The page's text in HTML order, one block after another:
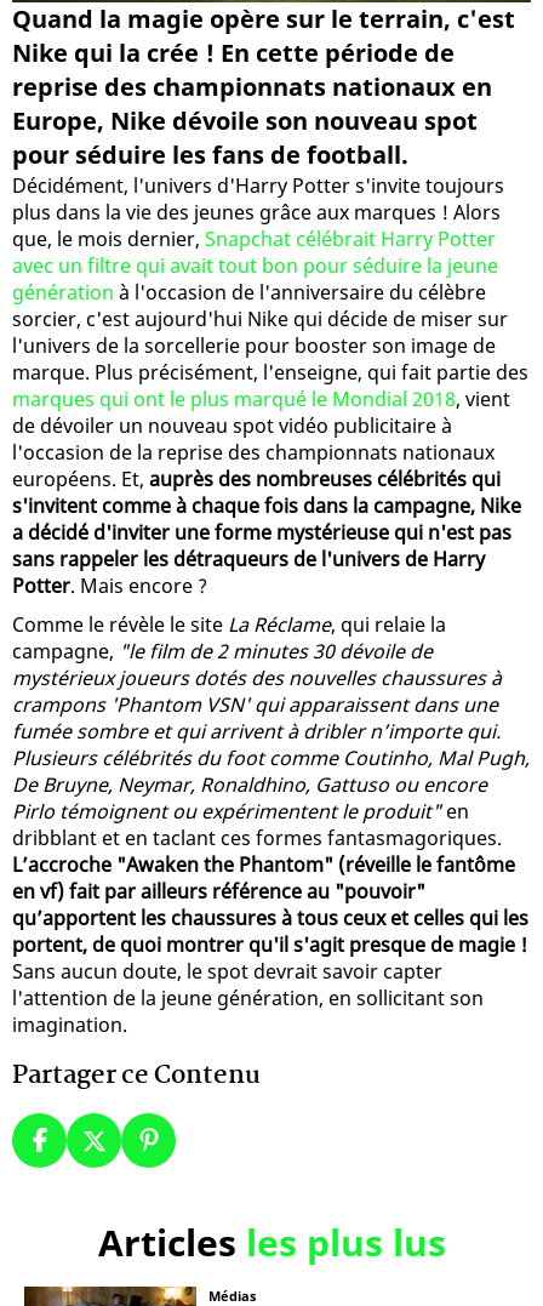
Quand la magie opère sur le terrain, c'est
Nike qui la crée ! En cette période de
reprise des championnats nationaux en
Europe, Nike dévoile son nouveau spot
pour séduire les fans de football.
Décidément, l'univers d'Harry Potter s'invite toujours
plus dans la vie des jeunes grâce aux marques ! Alors
que, le mois dernier, Snapchat célébrait Harry Potter
avec un filtre qui avait tout bon pour séduire la jeune
génération à l'occasion de l'anniversaire du célèbre
sorcier, c'est aujourd'hui Nike qui décide de miser sur
l'univers de la sorcellerie pour booster son image de
marque. Plus précisément, l'enseigne, qui fait partie des
marques qui ont le plus marqué le Mondial 2018, vient
de dévoiler un nouveau spot vidéo publicitaire à
l'occasion de la reprise des championnats nationaux
européens. Et, auprès des nombreuses célébrités qui
s'invitent comme à chaque fois dans la campagne, Nike
a décidé d'inviter une forme mystérieuse qui n'est pas
sans rappeler les détraqueurs de l'univers de Harry
Potter. Mais encore ?
Comme le révèle le site La Réclame, qui relaie la
campagne, "le film de 2 minutes 30 dévoile de
mystérieux joueurs dotés des nouvelles chaussures à
crampons 'Phantom VSN' qui apparaissent dans une
fumée sombre et qui arrivent à dribler n’importe qui.
Plusieurs célébrités du foot comme Coutinho, Mal Pugh,
De Bruyne, Neymar, Ronaldhino, Gattuso ou encore
Pirlo témoignent ou expérimentent le produit"en
dribblant et en taclant ces formes fantasmagoriques.
L’accroche "Awaken the Phantom" (réveille le fantôme
en vf) fait par ailleurs référence au "pouvoir"
qu’apportent les chaussures à tous ceux et celles qui les
portent, de quoi montrer qu'il s'agit presque de magie !
Sans aucun doute, le spot devrait savoir capter
l'attention de la jeune génération, en sollicitant son
imagination.
Partager ce Contenu
Articles les plus lus
Médias